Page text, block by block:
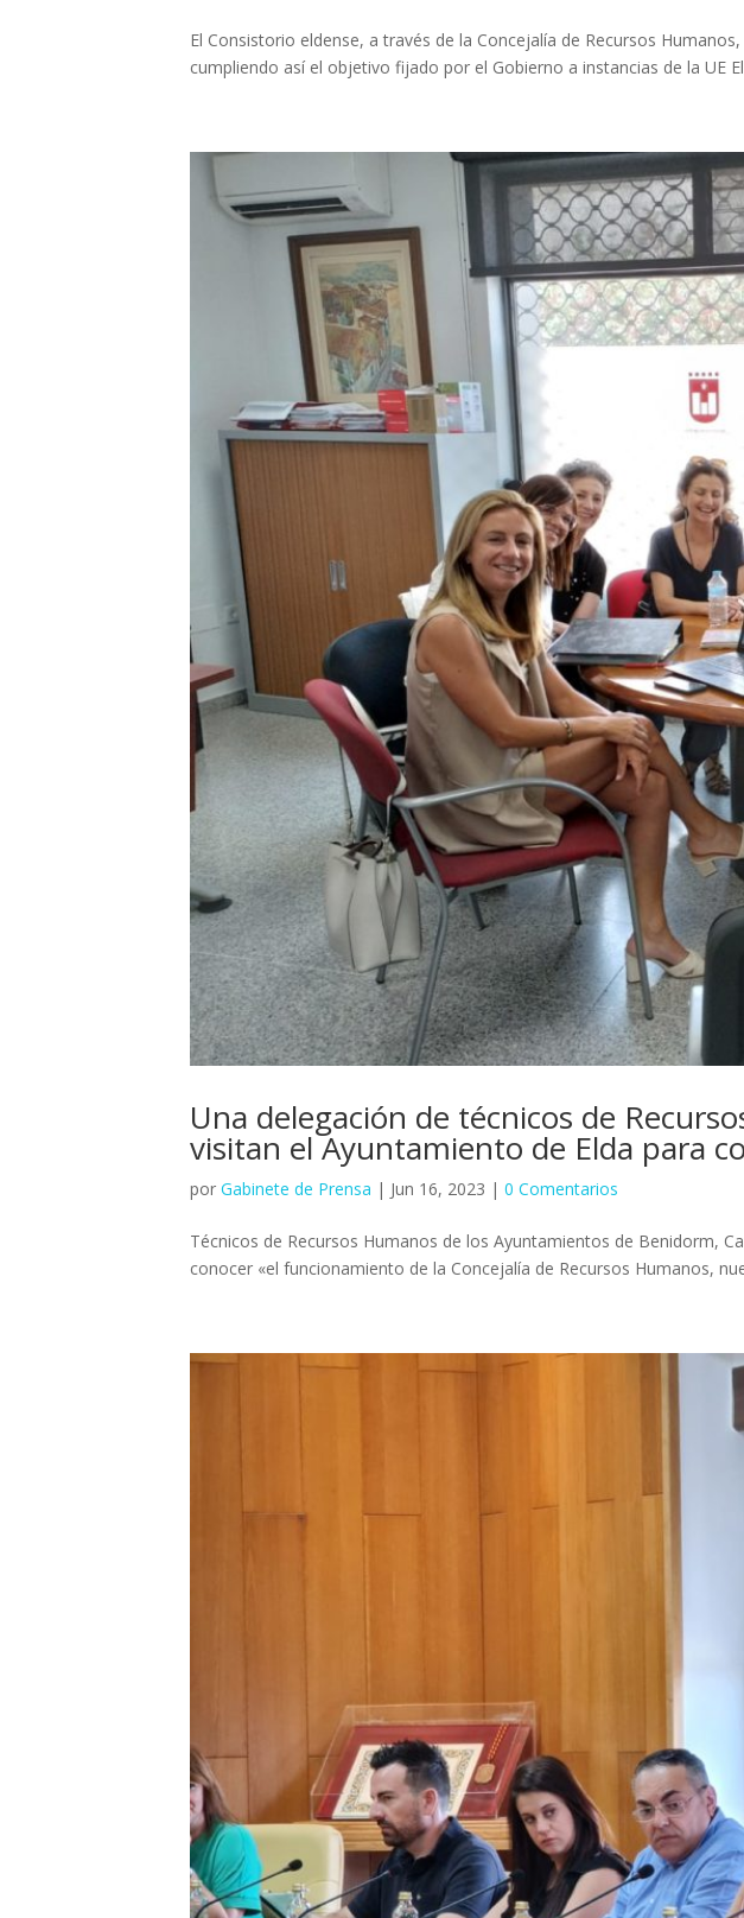
El Consistorio eldense, a través de la Concejalía de Recursos
cumpliendo así el objetivo fijado por el Gobierno a instancias de la UE
Una delegación de técnicos de
visitan el Ayuntamiento de Elda para
por Gabinete de Prensa | Jun 16, 2023 | 0 Comentarios
Técnicos de Recursos Humanos de los Ayuntamientos de Benidorm,
conocer «el funcionamiento de la Concejalía de Recursos Humanos,